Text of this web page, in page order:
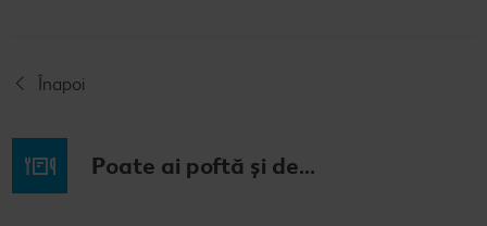
Înapoi
Poate ai poftă și de...